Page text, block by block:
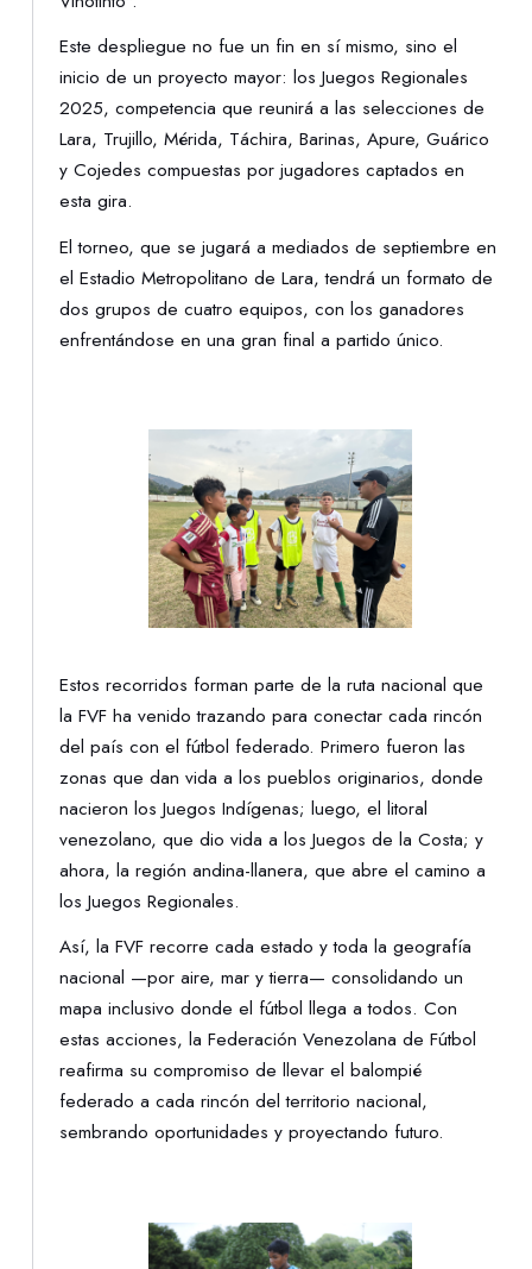
Este despliegue no fue un fin en sí mismo, sino el
inicio de un proyecto mayor: los Juegos Regionales
2025, competencia que reunirá a las selecciones de
Lara, Trujillo, Mérida, Táchira, Barinas, Apure, Guárico
y Cojedes compuestas por jugadores captados en
esta gira.
El torneo, que se jugará a mediados de septiembre en
el Estadio Metropolitano de Lara, tendrá un formato de
dos grupos de cuatro equipos, con los ganadores
enfrentándose en una gran final a partido único.
Estos recorridos forman parte de la ruta nacional que
la FVF ha venido trazando para conectar cada rincón
del país con el fútbol federado. Primero fueron las
zonas que dan vida a los pueblos originarios, donde
nacieron los Juegos Indígenas; luego, el litoral
venezolano, que dio vida a los Juegos de la Costa; y
ahora, la región andina-llanera, que abre el camino a
los Juegos Regionales.
Así, la FVF recorre cada estado y toda la geografía
nacional —por aire, mar y tierra— consolidando un
mapa inclusivo donde el fútbol llega a todos. Con
estas acciones, la Federación Venezolana de Fútbol
reafirma su compromiso de llevar el balompié
federado a cada rincón del territorio nacional,
sembrando oportunidades y proyectando futuro.